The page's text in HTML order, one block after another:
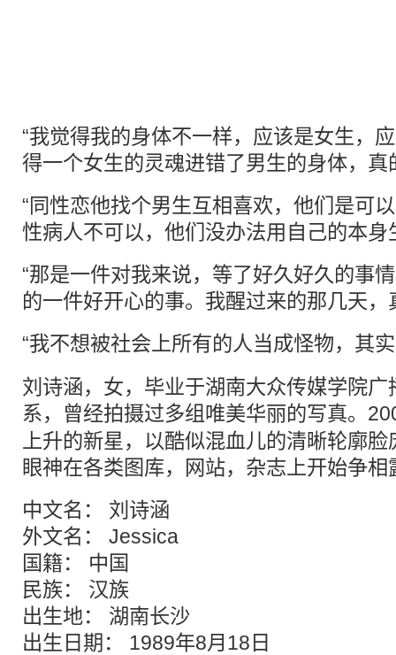
“我觉得我的身体不一样，应该是女生，
得一个女生的灵魂进错了男生的身体，真
“同性恋他找个男生互相喜欢，他们是可
性病人不可以，他们没办法用自己的本身
“那是一件对我来说，等了好久好久的事
的一件好开心的事。我醒过来的那几天，
“我不想被社会上所有的人当成怪物，其
刘诗涵，女，毕业于湖南大众传媒学院
系，曾经拍摄过多组唯美华丽的写真。
上升的新星，以酷似混血儿的清晰轮廓
眼神在各类图库，网站，杂志上开始争相
中文名： 刘诗涵
外文名： Jessica
国籍： 中国
民族： 汉族
出生地： 湖南长沙
出生日期： 1989年8月18日